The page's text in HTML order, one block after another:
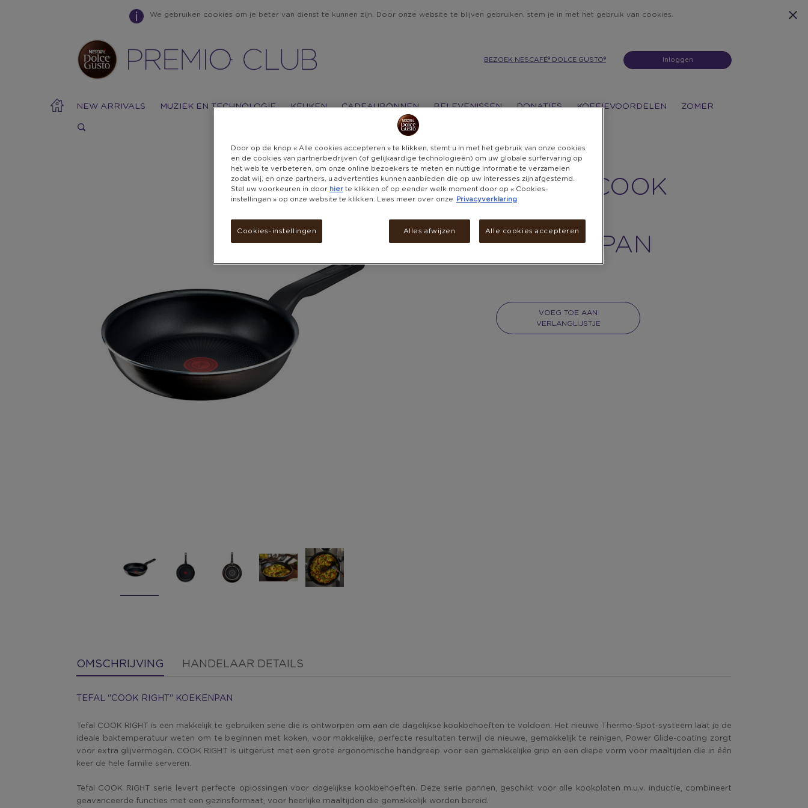
We gebruiken cookies om je beter van dienst te kunnen zijn. Door onze website te blijven gebruiken, stem je in met het gebruik van cookies.
BEZOEK NESCAFÉ® DOLCE GUSTO® Inloggen
NEW ARRIVALS MUZIEK EN TECHNOLOGIE KEUKEN CADEAUBONNEN BELEVENISSEN DONATIES KOFFIEVOORDELEN ZOMER
UITVERKOCHT
TEFAL "COOK
RIGHT"
KOEKENPAN
VOEG TOE AAN
VERLANGLIJSTJE
OMSCHRIJVING HANDELAAR DETAILS
TEFAL "COOK RIGHT" KOEKENPAN
Tefal COOK RIGHT is een makkelijk te gebruiken serie die is ontworpen om aan de dagelijkse kookbehoeften te voldoen. Het nieuwe Thermo-Spot-systeem laat je de
ideale baktemperatuur weten om te beginnen met koken, voor makkelijke, perfecte resultaten terwijl de nieuwe, gemakkelijk te reinigen, Power Glide-coating zorgt
voor extra glijvermogen. COOK RIGHT is uitgerust met een grote ergonomische handgreep voor een gemakkelijke grip en een diepe vorm voor maaltijden die in één
keer de hele familie serveren.
Tefal COOK RIGHT serie levert perfecte oplossingen voor dagelijkse kookbehoeften. Deze serie pannen, geschikt voor alle kookplaten m.u.v. inductie, combineert
geavanceerde functies met een gezinsformaat, voor heerlijke maaltijden die gemakkelijk worden bereid.
Door op de knop « Alle cookies accepteren » te klikken, stemt u in met het gebruik van onze cookies
en de cookies van partnerbedrijven (of gelijkaardige technologieën) om uw globale surfervaring op
het web te verbeteren, om onze online bezoekers te meten en nuttige informatie te verzamelen
zodat wij, en onze partners, u advertenties kunnen aanbieden die op uw interesses zijn afgestemd.
Stel uw voorkeuren in door hier te klikken of op eender welk moment door op « Cookies-
instellingen » op onze website te klikken. Lees meer over onze
Privacyverklaring
Alles afwijzen Alle cookies accepteren
Cookies-instellingen